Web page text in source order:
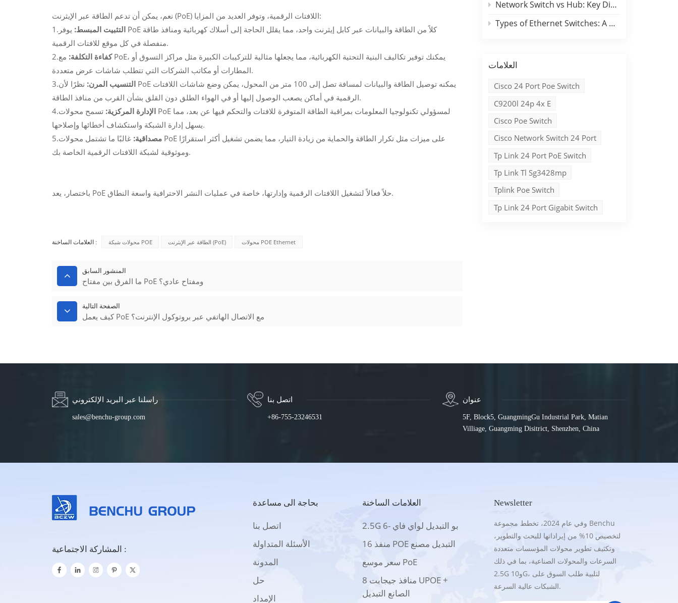
Network Switch vs Hub: Key Differences, Performance Comparison & Industrial Applications
Types of Ethernet Switches: A B2B Engineering & Buyer Guide
العلامات
Cisco 24 Port Poe Switch
C9200l 24p 4x E
Cisco Poe Switch
Cisco Network Switch 24 Port
Tp Link 24 Port PoE Switch
Tp Link Tl Sg3428mp
Tplink Poe Switch
Tp Link 24 Port Gigabit Switch
نعم، يمكن أن تدعم الطاقة عبر الإيثرنت (PoE) اللافتات الرقمية، وتوفر العديد من المزايا:
1.
التثبيت المبسط: يوفر PoE كلاً من الطاقة والبيانات عبر كابل إيثرنت واحد، مما يقلل الحاجة إلى أسلاك كهربائية ومنافذ طاقة
منفصلة في كل موقع للافتات الرقمية.
2.
كفاءة التكلفة: مع PoE، يمكنك توفير تكاليف البنية التحتية الكهربائية، مما يجعلها مثالية للتركيبات الكبيرة مثل مراكز التسوق أو
المطارات أو مكاتب الشركات التي تتطلب شاشات عرض متعددة.
3.
التنسيب المرن: نظرًا لأن PoE يمكنه توصيل الطاقة والبيانات لمسافة تصل إلى 100 متر من المحول، يمكن وضع شاشات اللافتات
الرقمية في أماكن يصعب الوصول إليها أو في الهواء الطلق دون القلق بشأن القرب من منافذ الطاقة.
4.
الإدارة المركزية: تسمح محولات PoE لمسؤولي تكنولوجيا المعلومات بمراقبة الطاقة المتوفرة للافتات والتحكم فيها عن بعد، مما
يسهل إدارة الشبكة واستكشاف أخطائها وإصلاحها.
5.
مصداقية: غالبًا ما تشتمل محولات PoE على ميزات مثل تكرار الطاقة والحماية من زيادة التيار، مما يضمن تشغيل أكثر استقرارًا
وموثوقية لشبكة اللافتات الرقمية الخاصة بك.
باختصار، يعد PoE حلاً فعالاً لتشغيل اللافتات الرقمية وإدارتها، خاصة في عمليات النشر الاحترافية واسعة النطاق.
العلامات الساخنة : محولات شبكة POE الطاقة عبر الإيثرنت (PoE) محولات POE Ethernet
المنشور السابق
ما الفرق بين مفتاح PoE ومفتاح عادي؟
الصفحة التالية
كيف يعمل PoE مع الاتصال الهاتفي عبر بروتوكول الإنترنت؟
راسلنا عبر البريد الإلكتروني
sales@benchu-group.com
اتصل بنا
+86-755-23246531
عنوان
5F, Block5, GuangmingGu Industrial Park, Matian
Villiage, Guangming Disitrict, Shenzhen, China
المشاركة الاجتماعية :
بحاجة الى مساعدة
اتصل بنا
الأسئلة المتداولة
المدونة
حل
الإمداد
العلامات الساخنة
2.5G بو التبديل لواي فاي -6
16 منفذ POE التبديل مصنع
سعر موسع PoE
8 منافذ جيجابت UPOE +
الصانع التبديل
Newsletter
وفي عام 2024، تخطط مجموعة Benchu
لتخصيص 10% من إيراداتها للبحث والتطوير،
وتكثيف تطوير محولات المؤسسات متعددة
السرعات والمحولات الصناعية، بما في ذلك
2.5G و10G، لتلبية طلب السوق على
الشبكات عالية السرعة.